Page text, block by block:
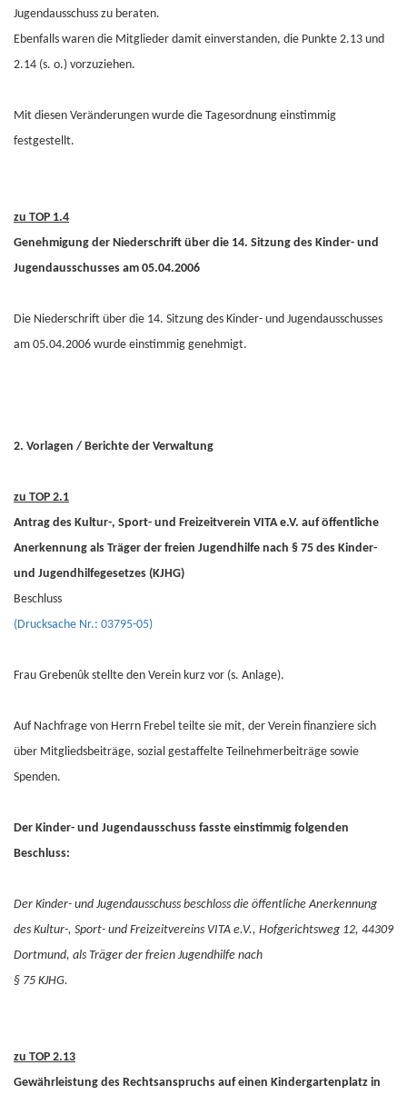
Jugendausschuss zu beraten.
Ebenfalls waren die Mitglieder damit einverstanden, die Punkte 2.13 und
2.14 (s. o.) vorzuziehen.
Mit diesen Veränderungen wurde die Tagesordnung einstimmig
festgestellt.
zu TOP 1.4
Genehmigung der Niederschrift über die 14. Sitzung des Kinder- und
Jugendausschusses am 05.04.2006
Die Niederschrift über die 14. Sitzung des Kinder- und Jugendausschusses
am 05.04.2006 wurde einstimmig genehmigt.
2. Vorlagen / Berichte der Verwaltung
zu TOP 2.1
Antrag des Kultur-, Sport- und Freizeitverein VITA e.V. auf öffentliche
Anerkennung als Träger der freien Jugendhilfe nach § 75 des Kinder-
und Jugendhilfegesetzes (KJHG)
Beschluss
(Drucksache Nr.: 03795-05)
Frau Grebenûk stellte den Verein kurz vor (s. Anlage).
Auf Nachfrage von Herrn Frebel teilte sie mit, der Verein finanziere sich
über Mitgliedsbeiträge, sozial gestaffelte Teilnehmerbeiträge sowie
Spenden.
Der Kinder- und Jugendausschuss fasste einstimmig folgenden
Beschluss:
Der Kinder- und Jugendausschuss beschloss die öffentliche Anerkennung
des Kultur-, Sport- und Freizeitvereins VITA e.V., Hofgerichtsweg 12, 44309
Dortmund, als Träger der freien Jugendhilfe nach
§ 75 KJHG.
zu TOP 2.13
Gewährleistung des Rechtsanspruchs auf einen Kindergartenplatz in